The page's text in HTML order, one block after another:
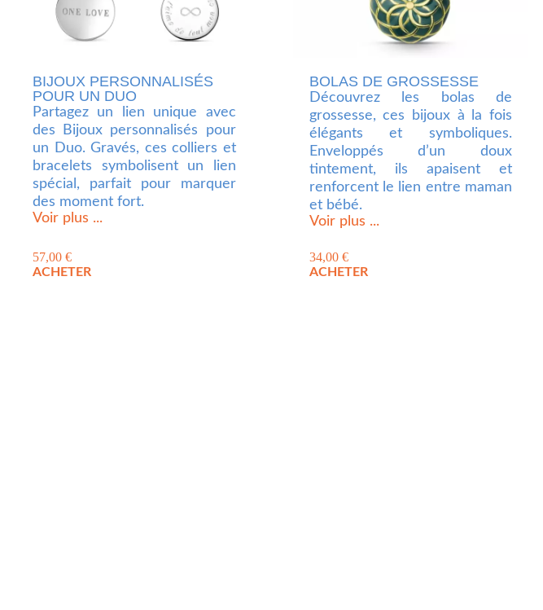
BIJOUX PERSONNALISÉS
POUR UN DUO
Partagez un lien unique avec
des Bijoux personnalisés pour
un Duo. Gravés, ces colliers et
bracelets symbolisent un lien
spécial, parfait pour marquer
des moment fort.
Voir plus ...
57,00 €
ACHETER
BOLAS DE GROSSESSE
Découvrez les bolas de
grossesse, ces bijoux à la fois
élégants et symboliques.
Enveloppés d’un doux
tintement, ils apaisent et
renforcent le lien entre maman
et bébé.
Voir plus ...
34,00 €
ACHETER